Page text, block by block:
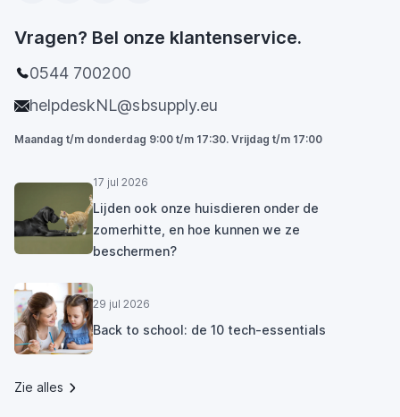
Vragen? Bel onze klantenservice.
0544 700200
helpdeskNL@sbsupply.eu
Maandag t/m donderdag 9:00 t/m 17:30. Vrijdag t/m 17:00
17 jul 2026
Lijden ook onze huisdieren onder de
zomerhitte, en hoe kunnen we ze
beschermen?
29 jul 2026
Back to school: de 10 tech-essentials
Zie alles